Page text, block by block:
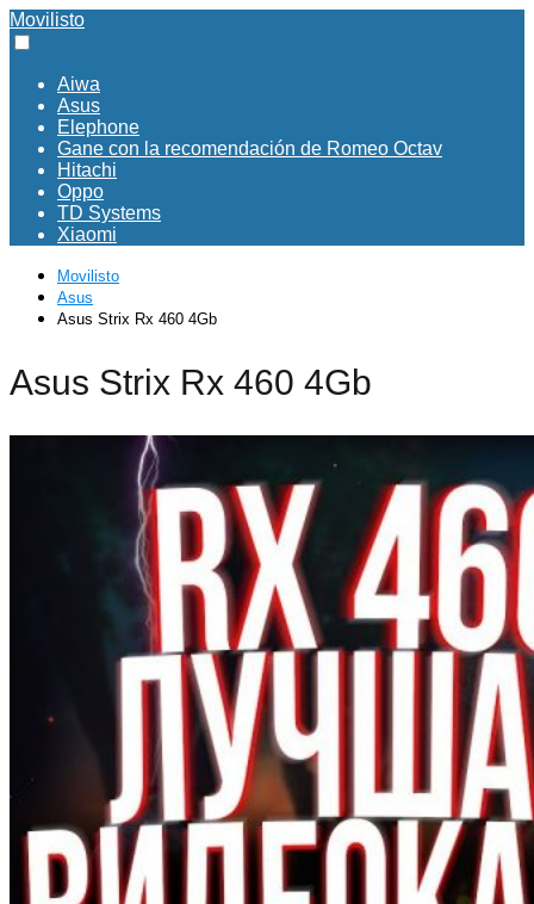
Movilisto
Aiwa
Asus
Elephone
Gane con la recomendación de Romeo Octav
Hitachi
Oppo
TD Systems
Xiaomi
Movilisto
Asus
Asus Strix Rx 460 4Gb
Asus Strix Rx 460 4Gb